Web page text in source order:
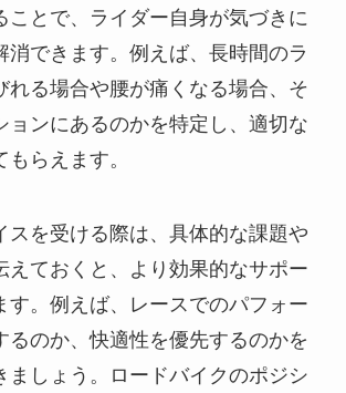
ことで、ライダー自身が気づきに
消できます。例えば、長時間のラ
れる場合や腰が痛くなる場合、そ
ョンにあるのかを特定し、適切な
らえます。
スを受ける際は、具体的な課題や
えておくと、より効果的なサポー
す。例えば、レースでのパフォー
るのか、快適性を優先するのかを
ましょう。ロードバイクのポジシ